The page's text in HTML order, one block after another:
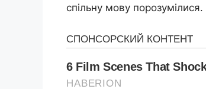
спільну мову порозумілися.